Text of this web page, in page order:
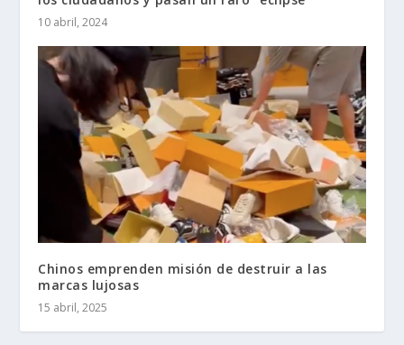
10 abril, 2024
Chinos emprenden misión de destruir a las
marcas lujosas
15 abril, 2025